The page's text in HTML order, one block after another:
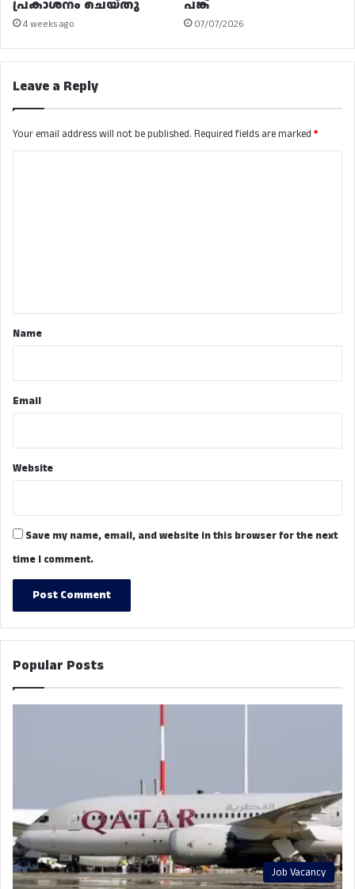
പ്രകാശനം ചെയ്തു
4 weeks ago
പങ്ക്
07/07/2026
Leave a Reply
Your email address will not be published. Required fields are marked *
*Name
Email
Website
Save my name, email, and website in this browser for the next
time I comment.
Popular Posts
Job Vacancy